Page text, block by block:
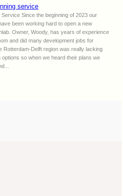
service
Since the beginning of 2023 our
been working hard to open a new
Owner, Woody, has years of experience
and did many development jobs for
Rotterdam-Delft region was really lacking
so when we heard their plans we